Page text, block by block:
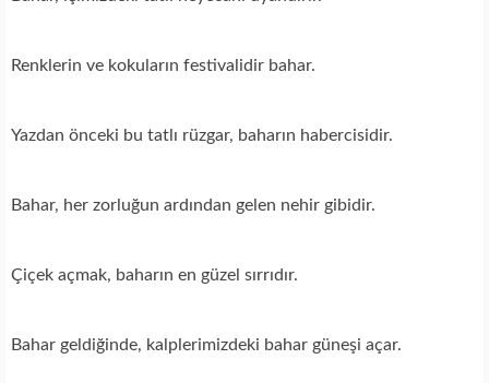
Renklerin ve kokuların festivalidir bahar.
Yazdan önceki bu tatlı rüzgar, baharın habercisidir.
Bahar, her zorluğun ardından gelen nehir gibidir.
Çiçek açmak, baharın en güzel sırrıdır.
Bahar geldiğinde, kalplerimizdeki bahar güneşi açar.